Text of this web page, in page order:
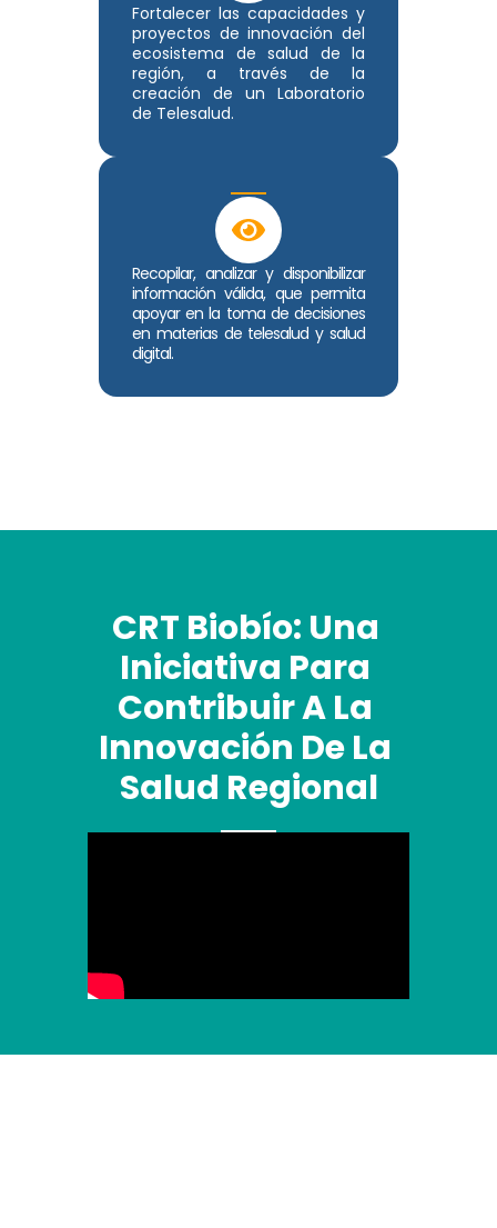
Fortalecer las capacidades y
proyectos de innovación del
ecosistema de salud de la
región, a través de la
creación de un Laboratorio
de Telesalud.
Recopilar, analizar y disponibilizar
información válida, que permita
apoyar en la toma de decisiones
en materias de telesalud y salud
digital.
CRT Biobío: Una
Iniciativa Para
Contribuir A La
Innovación De La
Salud Regional